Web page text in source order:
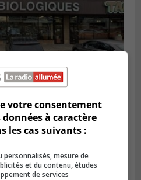
alimentaires à
votre consentement
à caractère
les cas suivants :
personnalisés, mesure de
et du contenu, études
de services